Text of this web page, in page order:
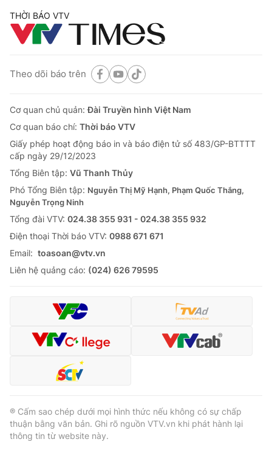
THỜI BÁO VTV
Theo dõi báo trên
Cơ quan chủ quản:Đài Truyền hình Việt Nam
Cơ quan báo chí: Thời báo VTV
Giấy phép hoạt động báo in và báo điện tử số 483/GP-BTTTT
cấp ngày 29/12/2023
Tổng Biên tập: Vũ Thanh Thủy
Phó Tổng Biên tập: Nguyễn Thị Mỹ Hạnh, Phạm Quốc Thắng,
Nguyễn Trọng Ninh
Tổng đài VTV: 024.38 355 931 - 024.38 355 932
Ðiện thoại Thời báo VTV: 0988 671 671
Email: toasoan@vtv.vn
Liên hệ quảng cáo: (024) 626 79595
® Cấm sao chép dưới mọi hình thức nếu không có sự chấp
thuận bằng văn bản. Ghi rõ nguồn VTV.vn khi phát hành lại
thông tin từ website này.